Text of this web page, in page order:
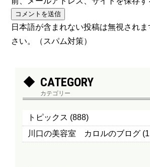
日本語が含まれない投稿は無視され
さい。（スパム対策）
CATEGORY
カテゴリー
トピックス (888)
川口の美容室 カロルのブログ